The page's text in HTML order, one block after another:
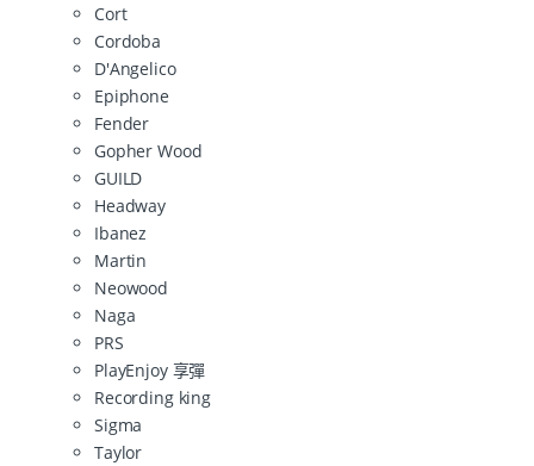
Cort
Cordoba
D'Angelico
Epiphone
Fender
Gopher Wood
GUILD
Headway
Ibanez
Martin
Neowood
Naga
PRS
PlayEnjoy 享彈
Recording king
Sigma
Taylor